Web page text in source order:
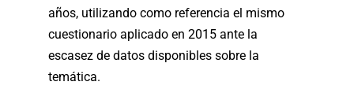
años, utilizando como referencia el mismo
cuestionario aplicado en 2015 ante la
escasez de datos disponibles sobre la
temática.